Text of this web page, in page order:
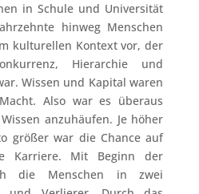
in Schule und Universität
hinweg Menschen
kulturellen Kontext vor, der
Hierarchie und
Wissen und Kapital waren
Also war es überaus
anzuhäufen. Je höher
größer war die Chance auf
Karriere. Mit Beginn der
die Menschen in zwei